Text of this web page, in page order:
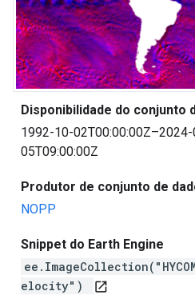
Disponibilidade do conjunto
1992-10-
05T09:00:00Z
Produtor de conjunto de
NOPP
Snippet do Earth Engine
elocity")
open_in_new